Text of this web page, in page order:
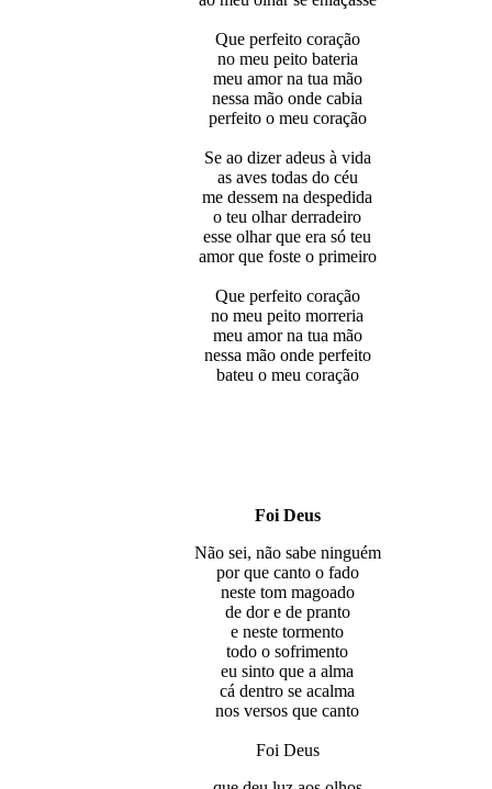
Que perfeito coração
no meu peito bateria
meu amor na tua mão
nessa mão onde cabia
perfeito o meu coração
Se ao dizer adeus à vida
as aves todas do céu
me dessem na despedida
o teu olhar derradeiro
esse olhar que era só teu
amor que foste o primeiro
Que perfeito coração
no meu peito morreria
meu amor na tua mão
nessa mão onde perfeito
bateu o meu coração
Foi Deus
Não sei, não sabe ninguém
por que canto o fado
neste tom magoado
de dor e de pranto
e neste tormento
todo o sofrimento
eu sinto que a alma
cá dentro se acalma
nos versos que canto
Foi Deus